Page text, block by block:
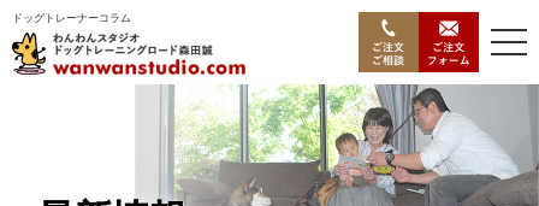
ドッグトレーナーコラム